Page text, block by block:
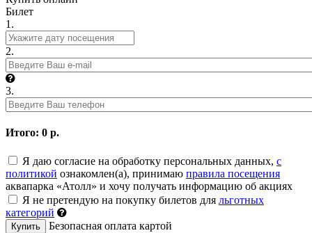
Билет
1.
2.
3.
Итого: 0 р.
Я даю согласие на обработку персональных данных, c
политикой ознакомлен(а), принимаю правила посещения
аквапарка «Атолл» и хочу получать информацию об акциях
Я не претендую на покупку билетов для льготных
категорий
Купить Безопасная оплата картой